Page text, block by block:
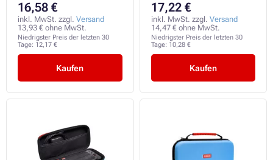
16,58 €
inkl. MwSt. zzgl. Versand
13,93 € ohne MwSt.
Niedrigster Preis der letzten 30
Tage: 12,17 €
Kaufen
17,22 €
inkl. MwSt. zzgl. Versand
14,47 € ohne MwSt.
Niedrigster Preis der letzten 30
Tage: 10,28 €
Kaufen